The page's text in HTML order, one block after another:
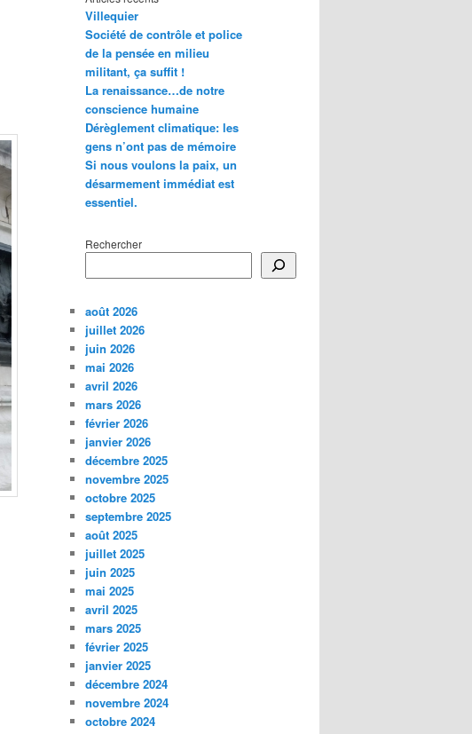
Villequier
Société de contrôle et police
de la pensée en milieu
militant, ça suffit !
La renaissance…de notre
conscience humaine
Dérèglement climatique: les
gens n’ont pas de mémoire
Si nous voulons la paix, un
désarmement immédiat est
essentiel.
Rechercher
août 2026
juillet 2026
juin 2026
mai 2026
avril 2026
mars 2026
février 2026
janvier 2026
décembre 2025
novembre 2025
octobre 2025
septembre 2025
août 2025
juillet 2025
juin 2025
mai 2025
avril 2025
mars 2025
février 2025
janvier 2025
décembre 2024
novembre 2024
octobre 2024